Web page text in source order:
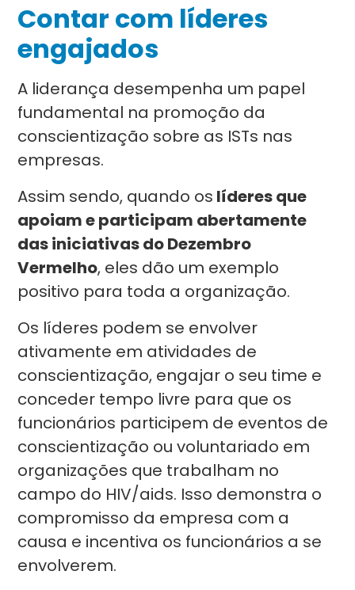
Contar com líderes
engajados
A liderança desempenha um papel
fundamental na promoção da
conscientização sobre as ISTs nas
empresas.
Assim sendo, quando os líderes que
apoiam e participam abertamente
das iniciativas do Dezembro
Vermelho, eles dão um exemplo
positivo para toda a organização.
Os líderes podem se envolver
ativamente em atividades de
conscientização, engajar o seu time e
conceder tempo livre para que os
funcionários participem de eventos de
conscientização ou voluntariado em
organizações que trabalham no
campo do HIV/aids. Isso demonstra o
compromisso da empresa com a
causa e incentiva os funcionários a se
envolverem.